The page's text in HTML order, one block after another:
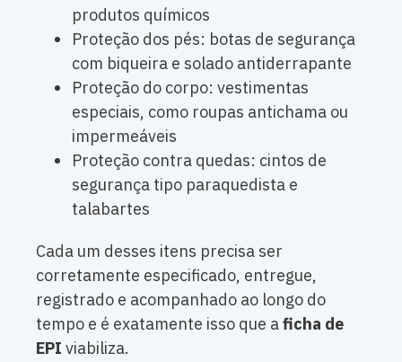
produtos químicos
Proteção dos pés: botas de segurança
com biqueira e solado antiderrapante
Proteção do corpo: vestimentas
especiais, como roupas antichama ou
impermeáveis
Proteção contra quedas: cintos de
segurança tipo paraquedista e
talabartes
Cada um desses itens precisa ser
corretamente especificado, entregue,
registrado e acompanhado ao longo do
tempo e é exatamente isso que aficha de
EPI viabiliza.